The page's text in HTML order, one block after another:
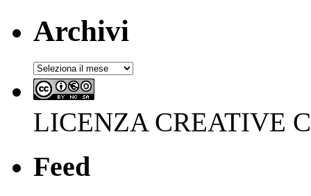
Archivi
Archivi
LICENZA CREATIVE
Feed